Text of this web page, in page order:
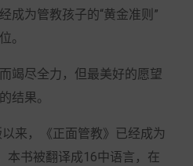
成为管教孩子的“黄金准则”
。
竭尽全力，但最美好的愿望
结果。
来，《正面管教》已经成为
本书被翻译成16中语言，在